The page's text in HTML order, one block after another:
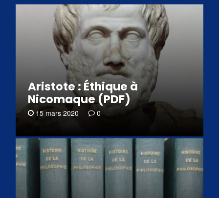
Aristote : Éthique à
Nicomaque (PDF)
15 mars 2020 0